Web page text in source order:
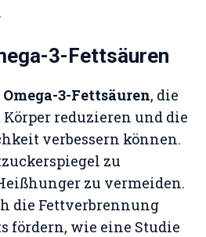
3-Fettsäuren
Omega-3-Fettsäuren, die
reduzieren und die
verbessern können.
zu
zu vermeiden.
die Fettverbrennung
fördern, wie eine Studie